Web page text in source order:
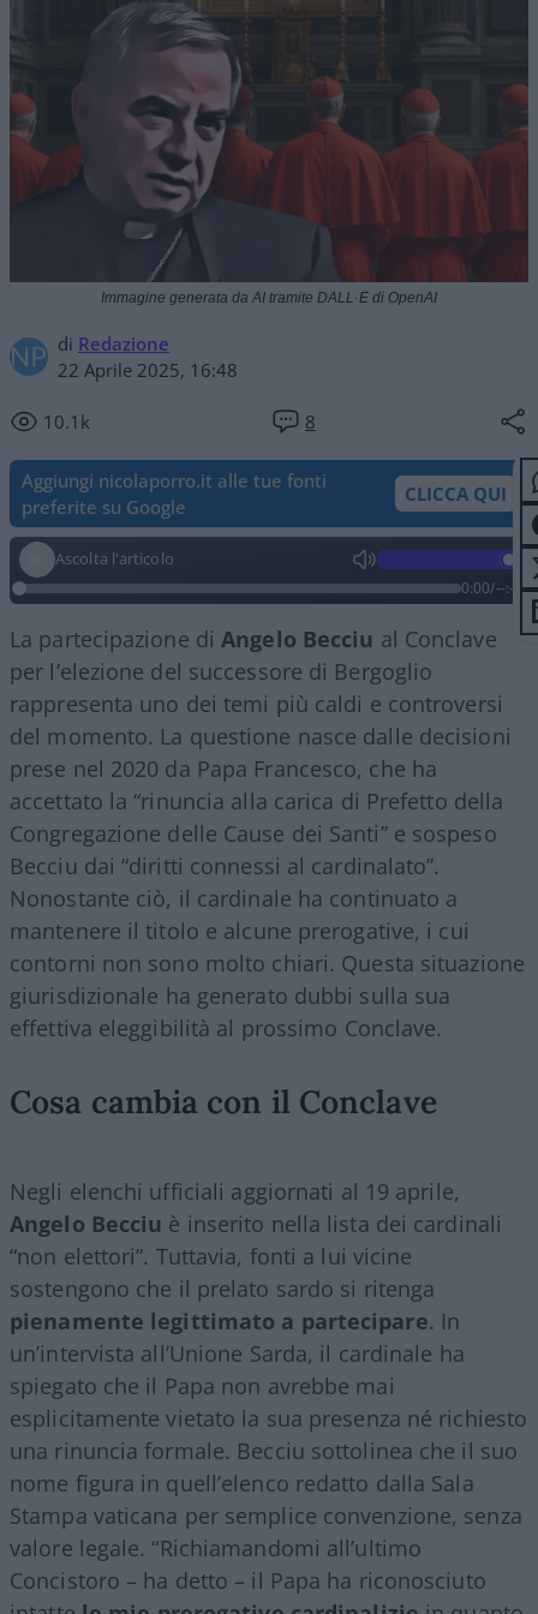
di Redazione
22 Aprile 2025, 16:48
10.1k 8
Immagine generata da AI tramite DALL·E di OpenAI
Aggiungi nicolaporro.it alle tue fonti
preferite su Google
CLICCA QUI
Ascolta l'articolo
0:00/--:--
La partecipazione diAngelo Becciu al Conclave
per l’elezione del successore di Bergoglio
rappresenta uno dei temi più caldi e controversi
del momento. La questione nasce dalle decisioni
prese nel 2020 da Papa Francesco, che ha
accettato la “rinuncia alla carica di Prefetto della
Congregazione delle Cause dei Santi” e sospeso
Becciu dai “diritti connessi al cardinalato”.
Nonostante ciò, il cardinale ha continuato a
mantenere il titolo e alcune prerogative, i cui
contorni non sono molto chiari. Questa situazione
giurisdizionale ha generato dubbi sulla sua
effettiva eleggibilità al prossimo Conclave.
Cosa cambia con il Conclave
Negli elenchi ufficiali aggiornati al 19 aprile,
Angelo Becciu è inserito nella lista dei cardinali
“non elettori”. Tuttavia, fonti a lui vicine
sostengono che il prelato sardo si ritenga
pienamente legittimato a partecipare. In
un’intervista all’Unione Sarda, il cardinale ha
spiegato che il Papa non avrebbe mai
esplicitamente vietato la sua presenza né richiesto
una rinuncia formale. Becciu sottolinea che il suo
nome figura in quell’elenco redatto dalla Sala
Stampa vaticana per semplice convenzione, senza
valore legale. “Richiamandomi all’ultimo
Concistoro – ha detto – il Papa ha riconosciuto